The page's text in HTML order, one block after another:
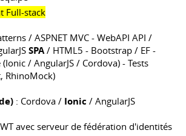
Full-stack
/ ASPNET MVC - WebAPI API /
SPA/ HTML5 - Bootstrap / EF -
/ AngularJS / Cordova) - Tests
RhinoMock)
: Cordova / Ionic / AngularJS
avec serveur de fédération d'identités